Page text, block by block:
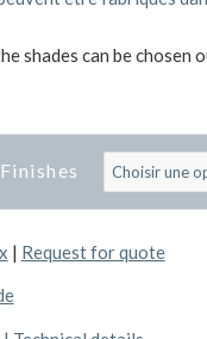
shades can be chosen
| Request for quote